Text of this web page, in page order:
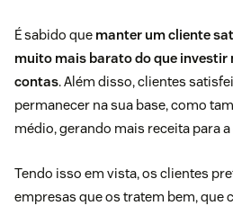
É sabido que manter um cliente
muito mais barato do que investir
contas. Além disso, clientes
permanecer na sua base, como
médio, gerando mais receita para
Tendo isso em vista, os clientes
empresas que os tratem bem, que